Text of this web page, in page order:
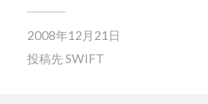
2008年12月21日
投稿先 SWIFT